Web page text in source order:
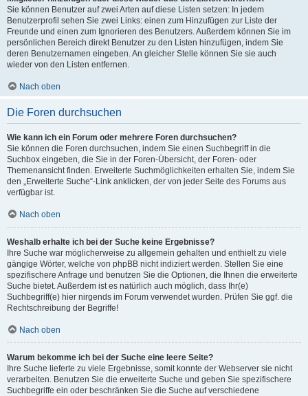
Sie können Benutzer auf zwei Arten auf diese Listen setzen: In jedem
Benutzerprofil sehen Sie zwei Links: einen zum Hinzufügen zur Liste der
Freunde und einen zum Ignorieren des Benutzers. Außerdem können Sie im
persönlichen Bereich direkt Benutzer zu den Listen hinzufügen, indem Sie
deren Benutzernamen eingeben. An gleicher Stelle können Sie sie auch
wieder von den Listen entfernen.
Nach oben
Die Foren durchsuchen
Wie kann ich ein Forum oder mehrere Foren durchsuchen?
Sie können die Foren durchsuchen, indem Sie einen Suchbegriff in die
Suchbox eingeben, die Sie in der Foren-Übersicht, der Foren- oder
Themenansicht finden. Erweiterte Suchmöglichkeiten erhalten Sie, indem Sie
den „Erweiterte Suche“-Link anklicken, der von jeder Seite des Forums aus
verfügbar ist.
Nach oben
Weshalb erhalte ich bei der Suche keine Ergebnisse?
Ihre Suche war möglicherweise zu allgemein gehalten und enthielt zu viele
gängige Wörter, welche von phpBB nicht indiziert werden. Stellen Sie eine
spezifischere Anfrage und benutzen Sie die Optionen, die Ihnen die erweiterte
Suche bietet. Außerdem ist es natürlich auch möglich, dass Ihr(e)
Suchbegriff(e) hier nirgends im Forum verwendet wurden. Prüfen Sie ggf. die
Rechtschreibung der Begriffe!
Nach oben
Warum bekomme ich bei der Suche eine leere Seite?
Ihre Suche lieferte zu viele Ergebnisse, somit konnte der Webserver sie nicht
verarbeiten. Benutzen Sie die erweiterte Suche und geben Sie spezifischere
Suchbegriffe ein oder beschränken Sie die Suche auf verschiedene